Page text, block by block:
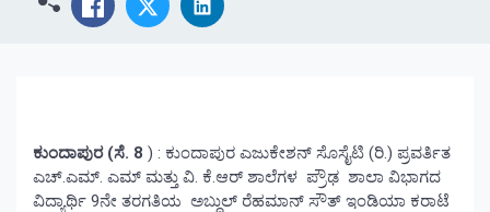
ಕುಂದಾಪುರ (ಸೆ. 8 ) : ಕುಂದಾಪುರ ಎಜುಕೇಶನ್ ಸೊಸೈಟಿ (ರಿ.) ಪ್ರವರ್ತಿತ
ಎಚ್.ಎಮ್. ಎಮ್ ಮತ್ತು ವಿ. ಕೆ.ಆರ್ ಶಾಲೆಗಳ ಪ್ರೌಢ ಶಾಲಾ ವಿಭಾಗದ
ವಿದ್ಯಾರ್ಥಿ 9ನೇ ತರಗತಿಯ ಅಬ್ದುಲ್ ರೆಹಮಾನ್ ಸೌತ್ ಇಂಡಿಯಾ ಕರಾಟೆ